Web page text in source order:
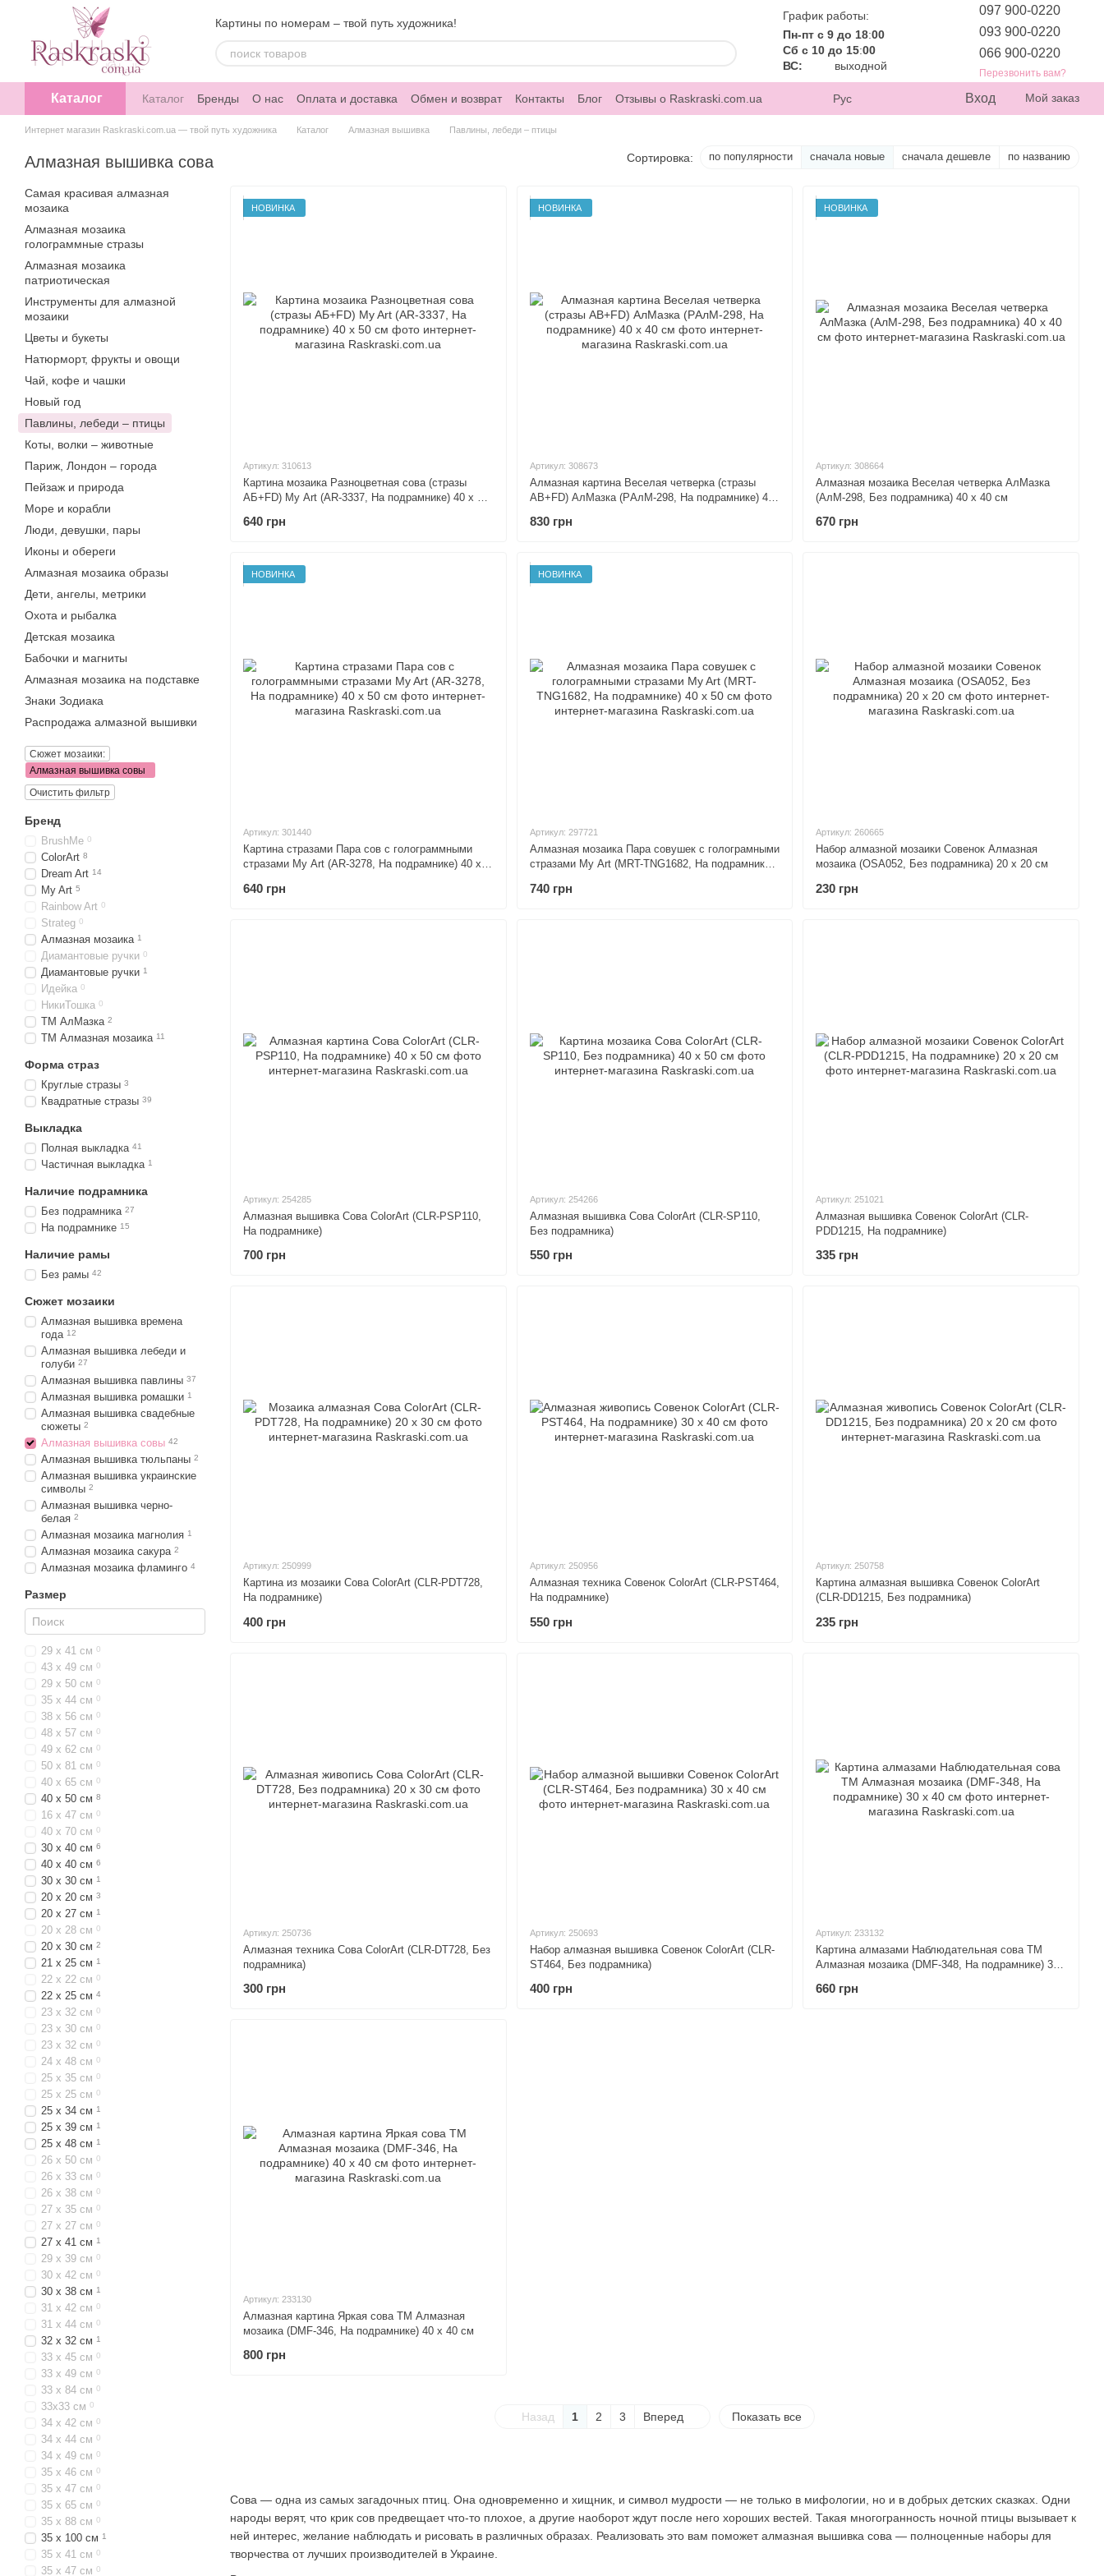
Перейти к основному контенту
Картины по номерам – твой путь художника!
График работы:
Пн-пт с 9 до 18:00
Сб с 10 до 15:00
ВС:
выходной
097 900-0220
093 900-0220
066 900-0220
Перезвонить вам?
Каталог Каталог Бренды О нас Оплата и доставка Обмен и возврат Контакты Блог Отзывы о Raskraski.com.ua Рус Вход Мой заказ
Интернет магазин Raskraski.com.ua — твой путь художника Каталог Алмазная вышивка Павлины, лебеди – птицы
Алмазная вышивка сова Сортировка: по популярности сначала новые сначала дешевле по названию
Сова — одна из самых загадочных птиц. Она одновременно и хищник, и символ мудрости — не только в мифологии, но и в добрых детских сказках. Одни
народы верят, что крик сов предвещает что-то плохое, а другие наоборот ждут после него хороших вестей. Такая многогранность ночной птицы вызывает к
ней интерес, желание наблюдать и рисовать в различных образах. Реализовать это вам поможет алмазная вышивка cова — полноценные наборы для
творчества от лучших производителей в Украине.
НОВИНКА
Артикул: 310613
Картина мозаика Разноцветная сова (стразы
АБ+FD) My Art (AR-3337, На подрамнике) 40 х 50
640 грн
НОВИНКА
Артикул: 308673
Алмазная картина Веселая четверка (стразы
AB+FD) АлМазка (PАлМ-298, На подрамнике) 40
830 грн
НОВИНКА
Артикул: 308664
Алмазная мозаика Веселая четверка АлМазка
(АлМ-298, Без подрамника) 40 х 40 см
670 грн
НОВИНКА
Артикул: 301440
Картина стразами Пара сов с голограммными
стразами My Art (AR-3278, На подрамнике) 40 х
640 грн
НОВИНКА
Артикул: 297721
Алмазная мозаика Пара совушек с голограмными
стразами My Art (MRT-TNG1682, На подрамнике)
740 грн
Артикул: 260665
Набор алмазной мозаики Совенок Алмазная
мозаика (OSA052, Без подрамника) 20 х 20 см
230 грн
Артикул: 254285
Алмазная вышивка Сова ColorArt (CLR-PSP110,
На подрамнике)
700 грн
Артикул: 254266
Алмазная вышивка Сова ColorArt (CLR-SP110,
Без подрамника)
550 грн
Артикул: 251021
Алмазная вышивка Совенок ColorArt (CLR-
PDD1215, На подрамнике)
335 грн
Артикул: 250999
Картина из мозаики Сова ColorArt (CLR-PDT728,
На подрамнике)
400 грн
Артикул: 250956
Алмазная техника Совенок ColorArt (CLR-PST464,
На подрамнике)
550 грн
Артикул: 250758
Картина алмазная вышивка Совенок ColorArt
(CLR-DD1215, Без подрамника)
235 грн
Артикул: 250736
Алмазная техника Сова ColorArt (CLR-DT728, Без
подрамника)
300 грн
Артикул: 250693
Набор алмазная вышивка Совенок ColorArt (CLR-
ST464, Без подрамника)
400 грн
Артикул: 233132
Картина алмазами Наблюдательная сова ТМ
Алмазная мозаика (DMF-348, На подрамнике) 30
660 грн
Артикул: 233130
Алмазная картина Яркая сова ТМ Алмазная
мозаика (DMF-346, На подрамнике) 40 х 40 см
800 грн
Назад 1 2 3 Вперед Показать все
Самая красивая алмазная
мозаика
Алмазная мозаика
голограммные стразы
Алмазная мозаика
патриотическая
Инструменты для алмазной
мозаики
Цветы и букеты
Натюрморт, фрукты и овощи
Чай, кофе и чашки
Новый год
Павлины, лебеди – птицы
Коты, волки – животные
Париж, Лондон – города
Пейзаж и природа
Море и корабли
Люди, девушки, пары
Иконы и обереги
Алмазная мозаика образы
Дети, ангелы, метрики
Охота и рыбалка
Детская мозаика
Бабочки и магниты
Алмазная мозаика на подставке
Знаки Зодиака
Распродажа алмазной вышивки
Сюжет мозаики:
Алмазная вышивка совы
Очистить фильтр
Бренд
BrushMe 0
ColorArt 8
Dream Art 14
My Art 5
Rainbow Art 0
Strateg 0
Алмазная мозаика 1
Диамантовые ручки 0
Диамантовые ручки 1
Идейка 0
НикиТошка 0
ТМ АлМазка 2
ТМ Алмазная мозаика 11
Форма страз
Круглые стразы 3
Квадратные стразы 39
Выкладка
Полная выкладка 41
Частичная выкладка 1
Наличие подрамника
Без подрамника 27
На подрамнике 15
Наличие рамы
Без рамы 42
Сюжет мозаики
Алмазная вышивка времена
года 12
Алмазная вышивка лебеди и
голуби 27
Алмазная вышивка павлины 37
Алмазная вышивка ромашки 1
Алмазная вышивка свадебные
сюжеты 2
Алмазная вышивка совы 42
Алмазная вышивка тюльпаны 2
Алмазная вышивка украинские
символы 2
Алмазная вышивка черно-
белая 2
Алмазная мозаика магнолия 1
Алмазная мозаика сакура 2
Алмазная мозаика фламинго 4
Размер
29 х 41 см 0
43 х 49 см 0
29 х 50 см 0
35 х 44 см 0
38 х 56 см 0
48 х 57 см 0
49 х 62 см 0
50 х 81 см 0
40 х 65 см 0
40 х 50 см 8
16 x 47 см 0
40 х 70 см 0
30 х 40 см 6
40 х 40 см 6
30 х 30 см 1
20 х 20 см 3
20 х 27 см 1
20 х 28 см 0
20 х 30 см 2
21 х 25 см 1
22 x 22 см 0
22 х 25 см 4
23 x 32 см 0
23 х 30 см 0
23 х 32 см 0
24 х 48 см 0
25 x 35 см 0
25 х 25 см 0
25 х 34 см 1
25 х 39 см 1
25 х 48 см 1
26 x 50 см 0
26 х 33 см 0
26 х 38 см 0
27 x 35 см 0
27 х 27 см 0
27 х 41 см 1
29 x 39 см 0
30 x 42 см 0
30 х 38 см 1
31 х 42 см 0
31 х 44 см 0
32 х 32 см 1
33 x 45 см 0
33 x 49 см 0
33 x 84 см 0
33x33 см 0
34 x 42 см 0
34 х 44 см 0
34 х 49 см 0
35 x 46 см 0
35 x 47 см 0
35 x 65 см 0
35 x 88 см 0
35 х 100 см 1
35 х 41 см 0
35 х 47 см 0